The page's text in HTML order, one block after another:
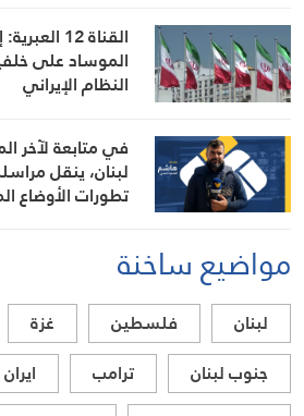
المواقف الرسمية
الصلة بالشأنين
القناة 12
الموساد على
النظام الإيراني
في متابعة لآخر
لبنان، ينقل
تطورات الأوضاع
مواضيع ساخنة
لبنان فلسطين غزة
جنوب لبنان
ترامب
ايران